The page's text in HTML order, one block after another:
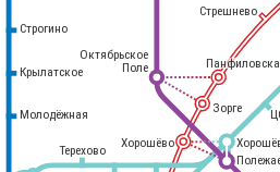
Хорошёво
Зорге
Стрешнево
Строгино
Крылатское
Молодёжная
Терехово
Октябрьское
Поле
Белорусский
вокзал